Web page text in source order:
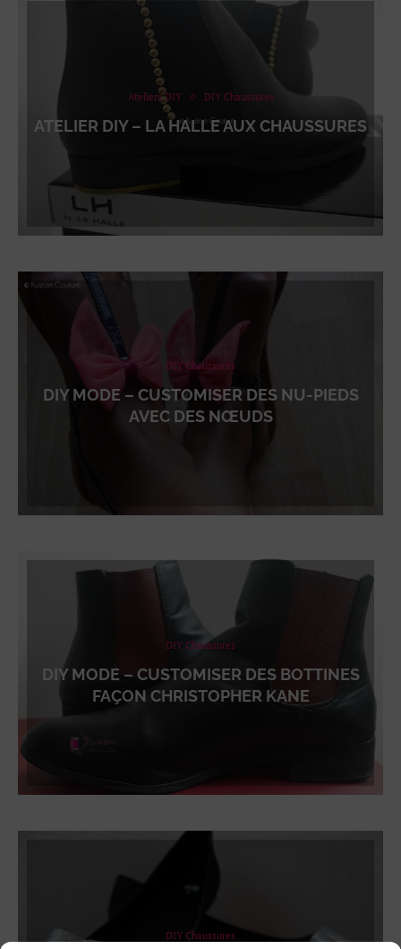
Ateliers DIY DIY Chaussures
ATELIER DIY – LA HALLE AUX CHAUSSURES
DIY Chaussures
DIY MODE – CUSTOMISER DES NU-PIEDS
AVEC DES NŒUDS
DIY Chaussures
DIY MODE – CUSTOMISER DES BOTTINES
FAÇON CHRISTOPHER KANE
DIY Chaussures